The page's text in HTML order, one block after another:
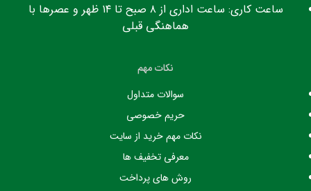
ساعت کاری: ساعت اداری از ۸ صبح تا ۱۴ ظهر و عصرها با
هماهنگی قبلی
نکات مهم
سوالات متداول
حریم خصوصی
نکات مهم خرید از سایت
معرفی تخفیف ها
روش های پرداخت